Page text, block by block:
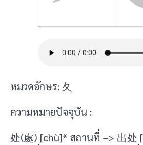
หมวดอักษร: 夂
ความหมายปัจจุบัน :
处(處) [chù]* สถานที่ –> 出处